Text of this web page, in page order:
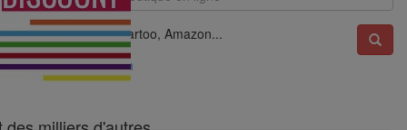
Exemple : Darty, Spartoo, Amazon...
Code & Reduction.com